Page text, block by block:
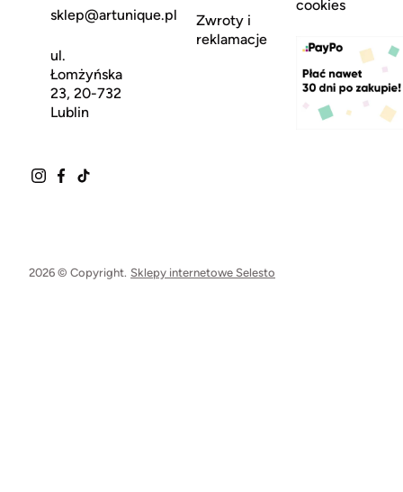
sklep@artunique.pl
ul.
Łomżyńska
23, 20-732
Lublin
Zwroty i
reklamacje
cookies
2026 © Copyright. Sklepy internetowe Selesto